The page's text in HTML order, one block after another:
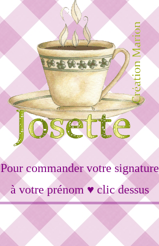
Pour commander votre signature
à votre prénom ♥ clic dessus